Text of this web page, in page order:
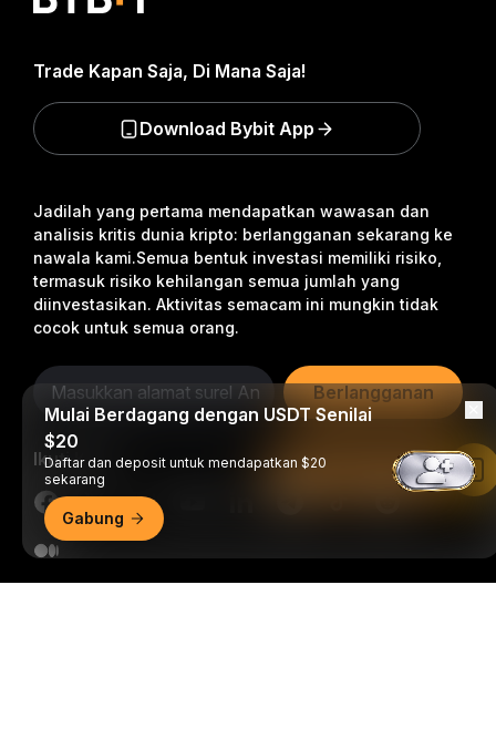
Jadilah yang pertama mendapatkan wawasan dan
analisis kritis dunia kripto: berlangganan sekarang ke
nawala kami.Semua bentuk investasi memiliki risiko,
termasuk risiko kehilangan semua jumlah yang
diinvestasikan. Aktivitas semacam ini mungkin tidak
cocok untuk semua orang.
Berlangganan
Ikuti Kami
Trade Kapan Saja, Di Mana Saja!
Download Bybit App
Mulai Berdagang dengan USDT Senilai
$20
Daftar dan deposit untuk mendapatkan $20
sekarang
Gabung
Baca di Aplikasi Bybit